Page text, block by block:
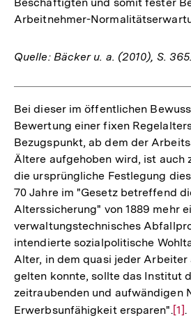
Beschäftigten und somit fester
Arbeitnehmer-
Quelle: Bäcker u. a. (2010), S. 365.
Bei dieser im öffentlichen
Bewertung einer fixen
Bezugspunkt, ab dem der
Ältere aufgehoben wird, ist auch
die ursprüngliche Festlegung
70 Jahre im "Gesetz betreffend
Alterssicherung" von 1889 mehr
verwaltungstechnisches
intendierte sozialpolitische
Alter, in dem quasi jeder
gelten konnte, sollte das Institut
zeitraubenden und aufwändigen
Erwerbsunfähigkeit ersparen".Zur
[1].